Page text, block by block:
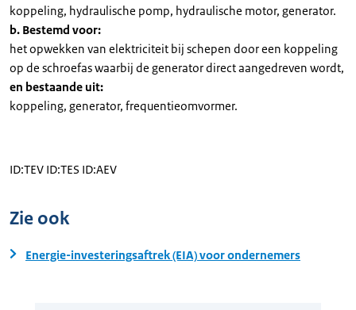
koppeling, hydraulische pomp, hydraulische motor, generator.
b. Bestemd voor:
het opwekken van elektriciteit bij schepen door een koppeling
op de schroefas waarbij de generator direct aangedreven wordt,
en bestaande uit:
koppeling, generator, frequentieomvormer.
ID:TEV ID:TES ID:AEV
Zie ook
Energie-investeringsaftrek (EIA) voor ondernemers